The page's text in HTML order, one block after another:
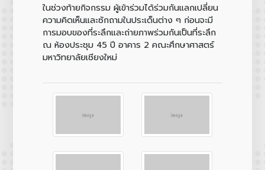
ในช่วงท้ายกิจกรรม ผู้เข้าร่วมได้ร่วมกันแลกเปลี่ยน
ความคิดเห็นและซักถามในประเด็นต่าง ๆ ก่อนจะมี
การมอบของที่ระลึกและถ่ายภาพร่วมกันเป็นที่ระลึก
ณ ห้องประชุม 45 ปี อาคาร 2 คณะศึกษาศาสตร์
มหาวิทยาลัยเชียงใหม่